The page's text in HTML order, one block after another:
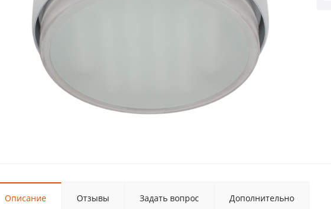
Описание Отзывы Задать вопрос Дополнительно